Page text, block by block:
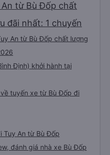
từ Bù Đốp chất
đãi nhất: 1 chuyến
An từ Bù Đốp chất lượng
Định) khởi hành tại
tuyến xe từ Bù Đốp đi
Tuy An từ Bù Đốp
đánh giá nhà xe Bù Đốp